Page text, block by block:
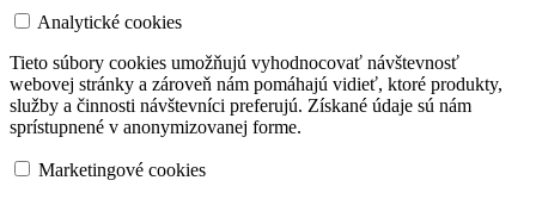
Analytické cookies
Tieto súbory cookies umožňujú vyhodnocovať návštevnosť
webovej stránky a zároveň nám pomáhajú vidieť, ktoré produkty,
služby a činnosti návštevníci preferujú. Získané údaje sú nám
sprístupnené v anonymizovanej forme.
Marketingové cookies